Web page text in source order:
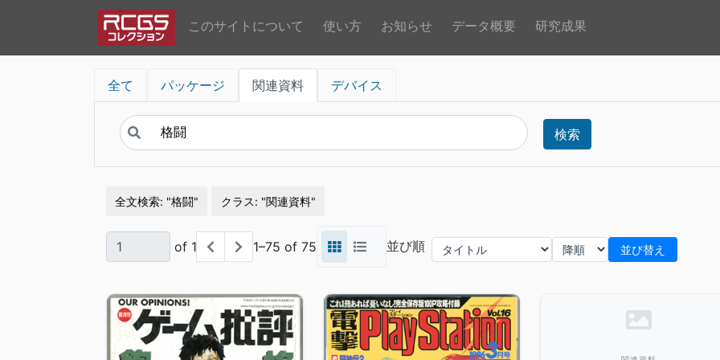
このサイトについて 使い方 お知らせ データ概要 研究成果
全て パッケージ 関連資料 デバイス
検索
全文検索 格闘 クラス 関連資料
of 1 1–75 of 75 並び順 並び替え